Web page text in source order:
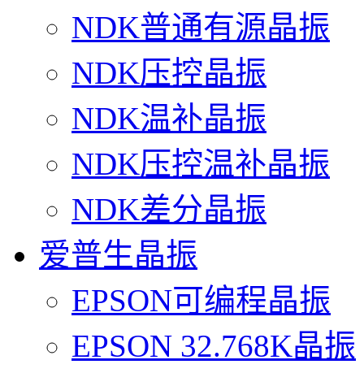
NDK普通有源晶振
NDK压控晶振
NDK温补晶振
NDK压控温补晶振
NDK差分晶振
爱普生晶振
EPSON可编程晶振
EPSON 32.768K晶振